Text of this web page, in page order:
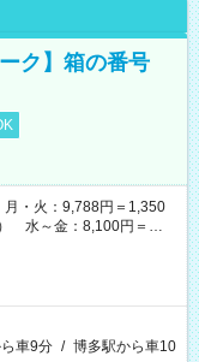
ク】箱の番号
・火：9,788円＝1,350
水～金：8,100円＝
車9分 / 博多駅から車10